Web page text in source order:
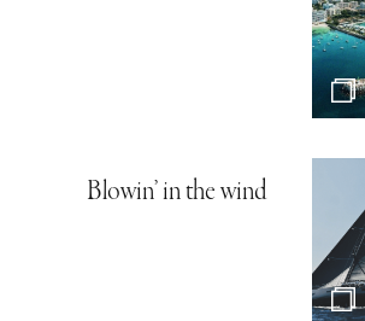
Blowin’ in the wind